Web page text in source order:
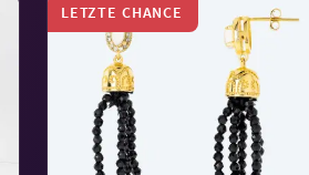
LETZTE CHANCE